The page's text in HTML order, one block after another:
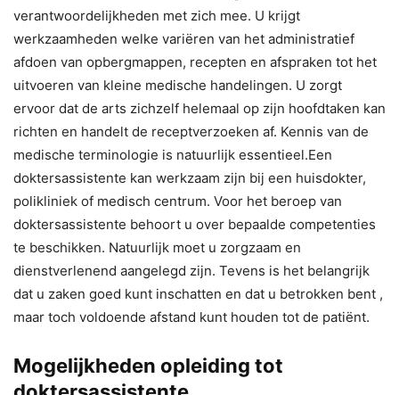
verantwoordelijkheden met zich mee. U krijgt
werkzaamheden welke variëren van het administratief
afdoen van opbergmappen, recepten en afspraken tot het
uitvoeren van kleine medische handelingen. U zorgt
ervoor dat de arts zichzelf helemaal op zijn hoofdtaken kan
richten en handelt de receptverzoeken af. Kennis van de
medische terminologie is natuurlijk essentieel.Een
doktersassistente kan werkzaam zijn bij een huisdokter,
polikliniek of medisch centrum. Voor het beroep van
doktersassistente behoort u over bepaalde competenties
te beschikken. Natuurlijk moet u zorgzaam en
dienstverlenend aangelegd zijn. Tevens is het belangrijk
dat u zaken goed kunt inschatten en dat u betrokken bent ,
maar toch voldoende afstand kunt houden tot de patiënt.
Mogelijkheden opleiding tot